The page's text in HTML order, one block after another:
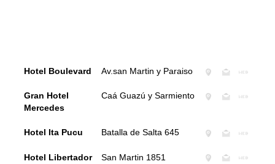
Hotel Boulevard Av.san Martin y Paraiso
Gran Hotel
Mercedes
Caá Guazú y Sarmiento
Hotel Ita Pucu Batalla de Salta 645
Hotel Libertador San Martin 1851